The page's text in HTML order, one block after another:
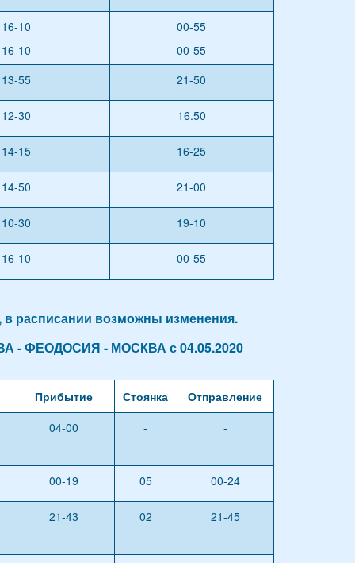
16-10
16-10
00-55
00-55
13-55 21-50
12-30 16.50
14-15 16-25
14-50 21-00
10-30 19-10
16-10 00-55
расписании возможны изменения.
- ФЕОДОСИЯ - МОСКВА с 04.05.2020
Прибытие Стоянка
Отправление
04-00 - -
00-19 05 00-24
21-43 02 21-45